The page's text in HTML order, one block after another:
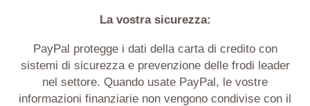
La vostra sicurezza:
PayPal protegge i dati della carta di credito con
sistemi di sicurezza e prevenzione delle frodi leader
nel settore. Quando usate PayPal, le vostre
informazioni finanziarie non vengono condivise con il